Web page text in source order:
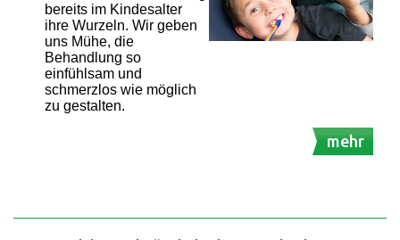
bereits im Kindesalter
ihre Wurzeln. Wir geben
uns Mühe, die
Behandlung so
einfühlsam und
schmerzlos wie möglich
zu gestalten.
mehr